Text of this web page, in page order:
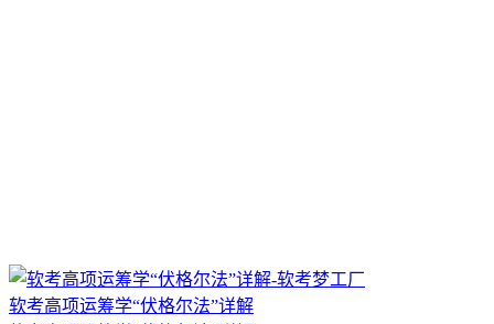
软考高项运筹学“伏格尔法”详解